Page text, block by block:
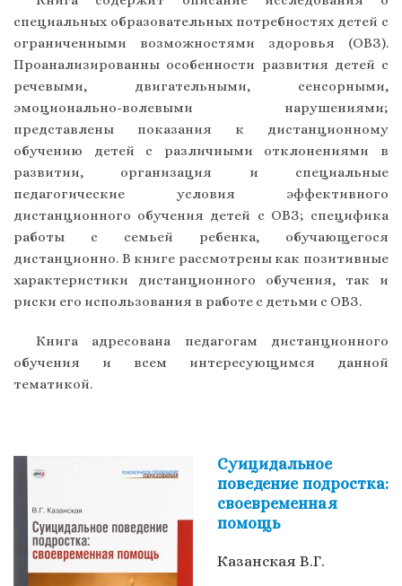
специальных образовательных потребностях детей с
ограниченными возможностями здоровья (ОВЗ).
Проанализированны особенности развития детей с
речевыми, двигательными, сенсорными,
эмоционально-волевыми нарушениями;
представлены показания к дистанционному
обучению детей с различными отклонениями в
развитии, организация и специальные
педагогические условия эффективного
дистанционного обучения детей с ОВЗ; специфика
работы с семьей ребенка, обучающегося
дистанционно. В книге рассмотрены как позитивные
характеристики дистанционного обучения, так и
риски его использования в работе с детьми с ОВЗ.
Книга адресована педагогам дистанционного
обучения и всем интересующимся данной
тематикой.
Суицидальное
поведение подростка:
своевременная
помощь
Казанская В.Г.